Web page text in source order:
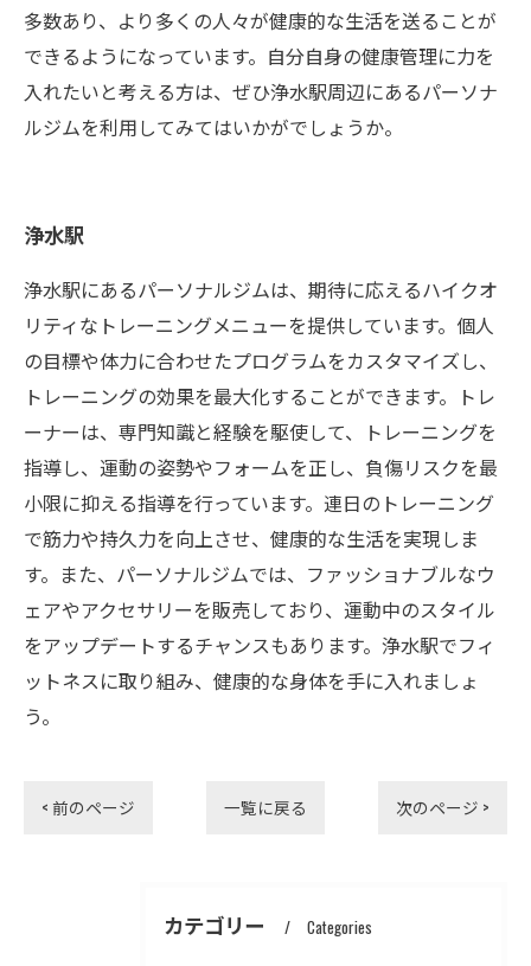
多数あり、より多くの人々が健康的な生活を送ることが
できるようになっています。自分自身の健康管理に力を
入れたいと考える方は、ぜひ浄水駅周辺にあるパーソナ
ルジムを利用してみてはいかがでしょうか。
浄水駅
浄水駅にあるパーソナルジムは、期待に応えるハイクオ
リティなトレーニングメニューを提供しています。個人
の目標や体力に合わせたプログラムをカスタマイズし、
トレーニングの効果を最大化することができます。トレ
ーナーは、専門知識と経験を駆使して、トレーニングを
指導し、運動の姿勢やフォームを正し、負傷リスクを最
小限に抑える指導を行っています。連日のトレーニング
で筋力や持久力を向上させ、健康的な生活を実現しま
す。また、パーソナルジムでは、ファッショナブルなウ
ェアやアクセサリーを販売しており、運動中のスタイル
をアップデートするチャンスもあります。浄水駅でフィ
ットネスに取り組み、健康的な身体を手に入れましょ
う。
< 前のページ 一覧に戻る 次のページ >
カテゴリー Categories